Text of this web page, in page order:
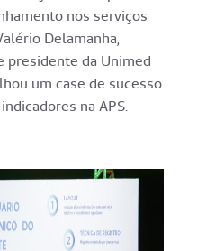
nos serviços
Delamanha,
presidente da Unimed
um case de sucesso
na APS.